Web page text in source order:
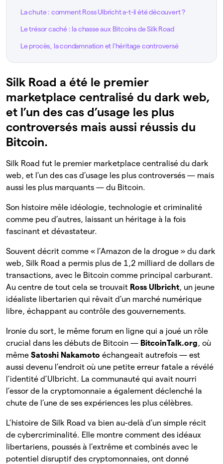
La chute : comment Ross Ulbricht a-t-il été découvert ?
Le trésor caché : la chasse aux Bitcoins de Silk Road
Le procès, la condamnation et l’héritage controversé
Silk Road a été le premier
marketplace centralisé du dark web,
et l’un des cas d’usage les plus
controversés mais aussi réussis du
Bitcoin.
Silk Road fut le premier marketplace centralisé du dark
web, et l’un des cas d’usage les plus controversés — mais
aussi les plus marquants — du Bitcoin.
Son histoire mêle idéologie, technologie et criminalité
comme peu d’autres, laissant un héritage à la fois
fascinant et dévastateur.
Souvent décrit comme « l’Amazon de la drogue » du dark
web, Silk Road a permis plus de 1,2 milliard de dollars de
transactions, avec le Bitcoin comme principal carburant.
Au centre de tout cela se trouvait Ross Ulbricht, un jeune
idéaliste libertarien qui rêvait d’un marché numérique
libre, échappant au contrôle des gouvernements.
Ironie du sort, le même forum en ligne qui a joué un rôle
crucial dans les débuts de Bitcoin — BitcoinTalk.org, où
même Satoshi Nakamoto échangeait autrefois — est
aussi devenu l’endroit où une petite erreur fatale a révélé
l’identité d’Ulbricht. La communauté qui avait nourri
l’essor de la cryptomonnaie a également déclenché la
chute de l’une de ses expériences les plus célèbres.
L’histoire de Silk Road va bien au-delà d’un simple récit
de cybercriminalité. Elle montre comment des idéaux
libertariens, poussés à l’extrême et combinés avec le
potentiel disruptif des cryptomonnaies, ont donné